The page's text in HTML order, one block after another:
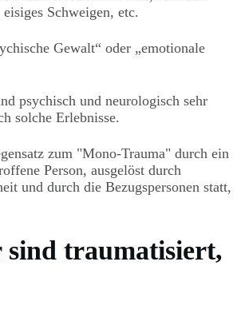
Schweigen, etc.
Gewalt“ oder „emotionale
psychisch und neurologisch sehr
solche Erlebnisse.
zum "Mono-Trauma" durch ein
Person, ausgelöst durch
und durch die Bezugspersonen statt,
sind traumatisiert,